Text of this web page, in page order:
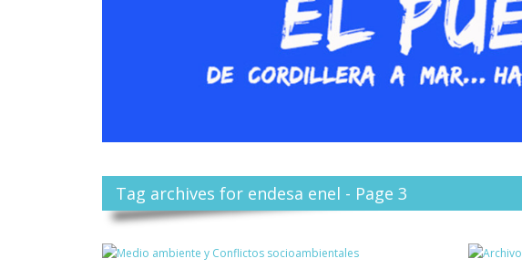
Tag archives for endesa enel - Page 3